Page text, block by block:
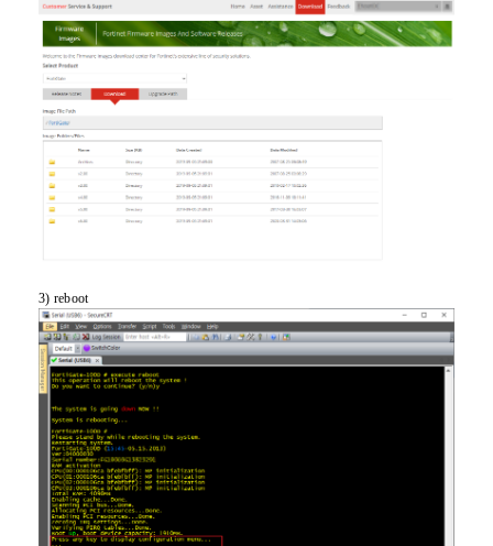
3) reboot